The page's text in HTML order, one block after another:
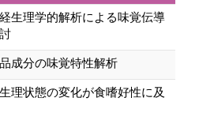
生理学的解析による味覚伝導
成分の味覚特性解析
理状態の変化が食嗜好性に及